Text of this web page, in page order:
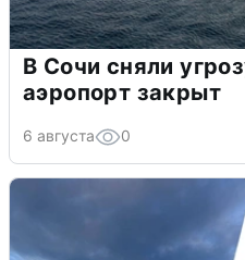
В Сочи сняли
аэропорт закрыт
6 августа 0